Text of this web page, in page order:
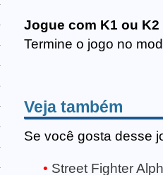
Jogue com K1 ou K2
Termine o jogo no
Veja também
Se você gosta desse
Street Fighter